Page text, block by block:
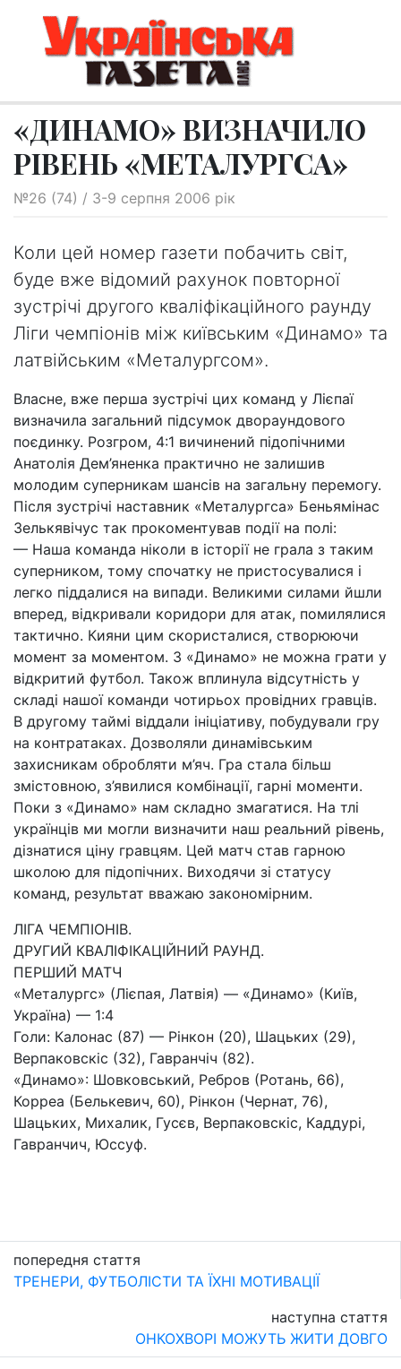
«ДИНАМО» ВИЗНАЧИЛО
РІВЕНЬ «МЕТАЛУРГСА»
№26 (74) / 3-9 серпня 2006 рік
Коли цей номер газети побачить світ,
буде вже відомий рахунок повторної
зустрічі другого кваліфікаційного раунду
Ліги чемпіонів між київським «Динамо» та
латвійським «Металургсом».
Власне, вже перша зустрічі цих команд у Лієпаї
визначила загальний підсумок двораундового
поєдинку. Розгром, 4:1 вичинений підопічними
Анатолія Дем’яненка практично не залишив
молодим суперникам шансів на загальну перемогу.
Після зустрічі наставник «Металургса» Беньямінас
Зелькявічус так прокоментував події на полі:
— Наша команда ніколи в історії не грала з таким
суперником, тому спочатку не пристосувалися і
легко піддалися на випади. Великими силами йшли
вперед, відкривали коридори для атак, помилялися
тактично. Кияни цим скористалися, створюючи
момент за моментом. З «Динамо» не можна грати у
відкритий футбол. Також вплинула відсутність у
складі нашої команди чотирьох провідних гравців.
В другому таймі віддали ініціативу, побудували гру
на контратаках. Дозволяли динамівським
захисникам обробляти м’яч. Гра стала більш
змістовною, з’явилися комбінації, гарні моменти.
Поки з «Динамо» нам складно змагатися. На тлі
українців ми могли визначити наш реальний рівень,
дізнатися ціну гравцям. Цей матч став гарною
школою для підопічних. Виходячи зі статусу
команд, результат вважаю закономірним.
ЛІГА ЧЕМПІОНІВ.
ДРУГИЙ КВАЛІФІКАЦІЙНИЙ РАУНД.
ПЕРШИЙ МАТЧ
«Металургс» (Лієпая, Латвія) — «Динамо» (Київ,
Україна) — 1:4
Голи: Калонас (87) — Рінкон (20), Шацьких (29),
Верпаковскіс (32), Гавранчіч (82).
«Динамо»: Шовковський, Ребров (Ротань, 66),
Корреа (Белькевич, 60), Рінкон (Чернат, 76),
Шацьких, Михалик, Гусєв, Верпаковскіс, Каддурі,
Гавранчич, Юссуф.
попередня стаття
ТРЕНЕРИ, ФУТБОЛІСТИ ТА ЇХНІ МОТИВАЦІЇ
наступна стаття
ОНКОХВОРІ МОЖУТЬ ЖИТИ ДОВГО